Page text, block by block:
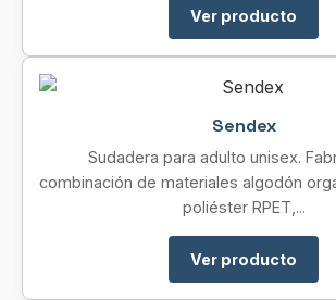
Ver producto
Sendex
Sudadera para adulto unisex.
combinación de materiales algodón
poliéster RPET,...
Ver producto